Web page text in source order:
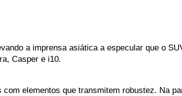
a imprensa asiática a especular que o
Casper e i10.
elementos que transmitem robustez. Na